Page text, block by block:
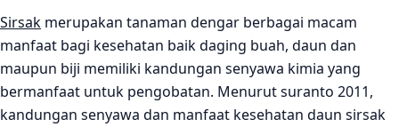
Sirsak merupakan tanaman dengar berbagai macam
manfaat bagi kesehatan baik daging buah, daun dan
maupun biji memiliki kandungan senyawa kimia yang
bermanfaat untuk pengobatan. Menurut suranto 2011,
kandungan senyawa dan manfaat kesehatan daun sirsak